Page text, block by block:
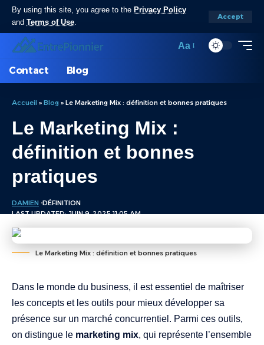
By using this site, you agree to the Privacy Policy
and Terms of Use.
Accept
Aa
Contact Blog
Accueil » Blog » Le Marketing Mix : définition et bonnes pratiques
Le Marketing Mix :
définition et bonnes
pratiques
LAST UPDATED: JUIN 9, 2025 11:05 AM
DAMIEN DÉFINITION
Le Marketing Mix : définition et bonnes pratiques
Dans le monde du business, il est essentiel de maîtriser
les concepts et les outils pour mieux développer sa
présence sur un marché concurrentiel. Parmi ces outils,
on distingue le marketing mix, qui représente l’ensemble